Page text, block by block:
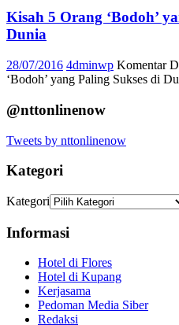
Kisah 5 Orang ‘Bodoh’
Dunia
28/07/2016 4dminwp Komentar
‘Bodoh’ yang Paling Sukses di
@nttonlinenow
Tweets by nttonlinenow
Kategori
Kategori
Informasi
Hotel di Flores
Hotel di Kupang
Kerjasama
Pedoman Media Siber
Redaksi